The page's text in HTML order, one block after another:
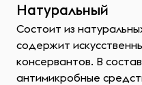
Натуральный
Состоит из
содержит
консервантов. В
антимикробные